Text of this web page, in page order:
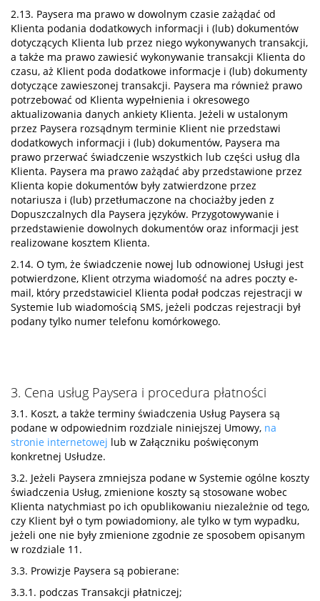
2.13. Paysera ma prawo w dowolnym czasie zażądać od
Klienta podania dodatkowych informacji i (lub) dokumentów
dotyczących Klienta lub przez niego wykonywanych transakcji,
a także ma prawo zawiesić wykonywanie transakcji Klienta do
czasu, aż Klient poda dodatkowe informacje i (lub) dokumenty
dotyczące zawieszonej transakcji. Paysera ma również prawo
potrzebować od Klienta wypełnienia i okresowego
aktualizowania danych ankiety Klienta. Jeżeli w ustalonym
przez Paysera rozsądnym terminie Klient nie przedstawi
dodatkowych informacji i (lub) dokumentów, Paysera ma
prawo przerwać świadczenie wszystkich lub części usług dla
Klienta. Paysera ma prawo zażądać aby przedstawione przez
Klienta kopie dokumentów były zatwierdzone przez
notariusza i (lub) przetłumaczone na chociażby jeden z
Dopuszczalnych dla Paysera języków. Przygotowywanie i
przedstawienie dowolnych dokumentów oraz informacji jest
realizowane kosztem Klienta.
2.14. O tym, że świadczenie nowej lub odnowionej Usługi jest
potwierdzone, Klient otrzyma wiadomość na adres poczty e-
mail, który przedstawiciel Klienta podał podczas rejestracji w
Systemie lub wiadomością SMS, jeżeli podczas rejestracji był
podany tylko numer telefonu komórkowego.
3. Cena usług Paysera i procedura płatności
3.1. Koszt, a także terminy świadczenia Usług Paysera są
podane w odpowiednim rozdziale niniejszej Umowy, na
stronie internetowej lub w Załączniku poświęconym
konkretnej Usłudze.
3.2. Jeżeli Paysera zmniejsza podane w Systemie ogólne koszty
świadczenia Usług, zmienione koszty są stosowane wobec
Klienta natychmiast po ich opublikowaniu niezależnie od tego,
czy Klient był o tym powiadomiony, ale tylko w tym wypadku,
jeżeli one nie były zmienione zgodnie ze sposobem opisanym
w rozdziale 11.
3.3. Prowizje Paysera są pobierane:
3.3.1. podczas Transakcji płatniczej;